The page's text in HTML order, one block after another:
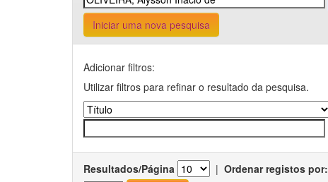
Iniciar uma nova pesquisa
Adicionar filtros:
Utilizar filtros para refinar o resultado da pesquisa.
Resultados/Página | Ordenar registos por: